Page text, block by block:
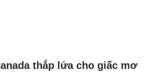
thắp lửa cho giấc mơ